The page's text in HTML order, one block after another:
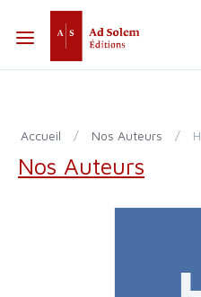
Accueil / Nos Auteurs /
Nos Auteurs